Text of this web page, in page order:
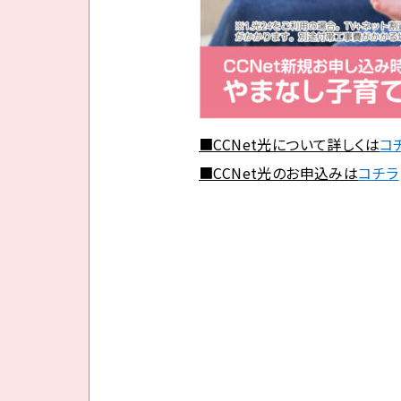
■CCNet光について詳しくはコ
■CCNet光のお申込みはコチラ